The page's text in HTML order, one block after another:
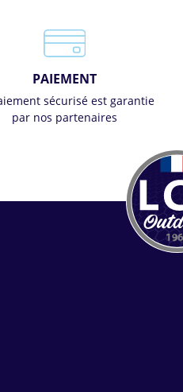
PAIEMENT
sécurisé est garantie
par nos partenaires